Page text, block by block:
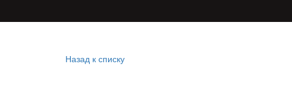
Назад к списку